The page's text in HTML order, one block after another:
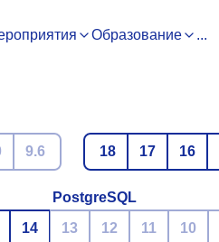
Образование ...
9.6
18
17 16
PostgreSQL
14 13 12 11 10